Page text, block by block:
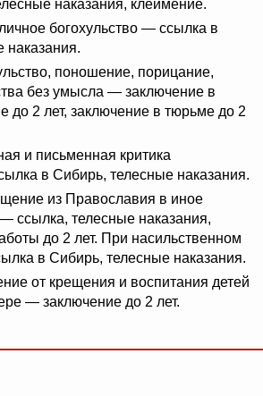
наказания, клеймение.
богохульство — ссылка в
наказания.
поношение, порицание,
без умысла — заключение в
до 2 лет, заключение в тюрьме до 2
и письменная критика
в Сибирь, телесные наказания.
из Православия в иное
ссылка, телесные наказания,
до 2 лет. При насильственном
в Сибирь, телесные наказания.
от крещения и воспитания детей
— заключение до 2 лет.